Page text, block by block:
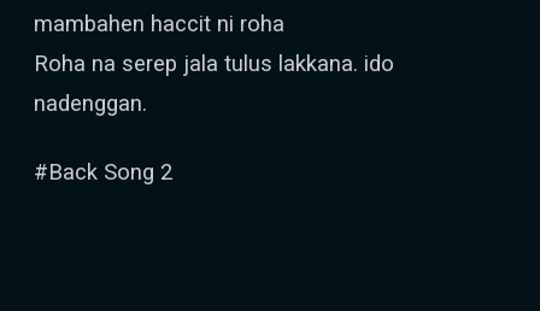
mambahen haccit ni roha
Roha na serep jala tulus lakkana. ido
nadenggan.
#Back Song 2